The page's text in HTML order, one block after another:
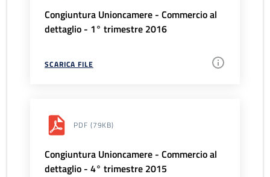
Congiuntura Unioncamere - Commercio al
dettaglio - 1° trimestre 2016
SCARICA FILE
PDF (79KB)
Congiuntura Unioncamere - Commercio al
dettaglio - 4° trimestre 2015